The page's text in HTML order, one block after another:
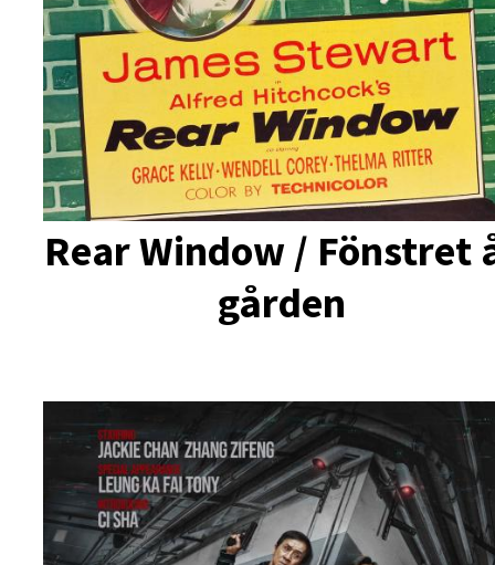
Rear Window / Fönstret
gården